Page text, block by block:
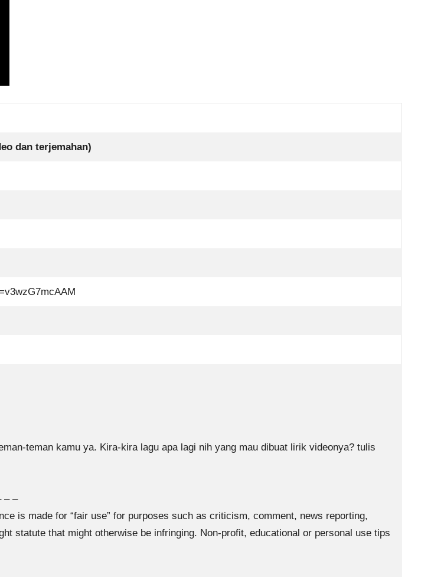
dan terjemahan)
teman kamu ya. Kira-kira lagu apa lagi nih yang mau dibuat lirik videonya? tulis
– –
is made for “fair use” for purposes such as criticism, comment, news reporting,
statute that might otherwise be infringing. Non-profit, educational or personal use tips